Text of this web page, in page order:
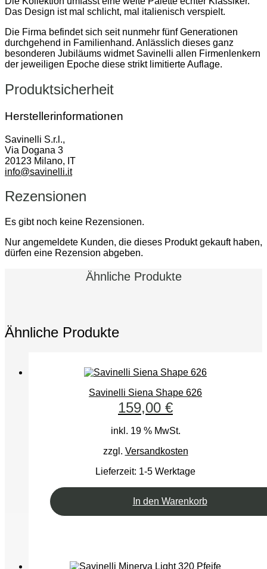
Das Design ist mal schlicht, mal italienisch verspielt.
Die Firma befindet sich seit nunmehr fünf Generationen
durchgehend in Familienhand. Anlässlich dieses ganz
besonderen Jubiläums widmet Savinelli allen Firmenlenkern
der jeweiligen Epoche diese strikt limitierte Auflage.
Produktsicherheit
Herstellerinformationen
Savinelli S.r.l.,
Via Dogana 3
20123 Milano, IT
info@savinelli.it
Rezensionen
Es gibt noch keine Rezensionen.
Nur angemeldete Kunden, die dieses Produkt gekauft haben,
dürfen eine Rezension abgeben.
Ähnliche Produkte
Ähnliche Produkte
Savinelli Siena Shape 626
159,00 €
inkl. 19 % MwSt.
zzgl. Versandkosten
Lieferzeit: 1-5 Werktage
In den Warenkorb